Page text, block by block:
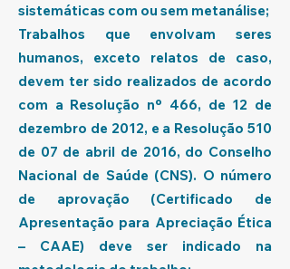
sistemáticas com ou sem metanálise;
Trabalhos que envolvam seres
humanos, exceto relatos de caso,
devem ter sido realizados de acordo
com a Resolução nº 466, de 12 de
dezembro de 2012, e a Resolução 510
de 07 de abril de 2016, do Conselho
Nacional de Saúde (CNS). O número
de aprovação (Certificado de
Apresentação para Apreciação Ética
– CAAE) deve ser indicado na